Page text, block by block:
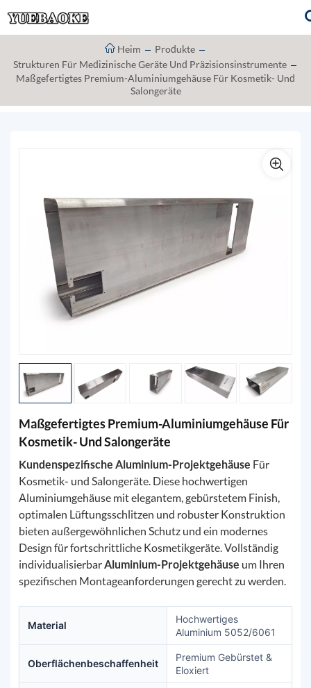
Heim
Produkte
Strukturen Für Medizinische Geräte Und Präzisionsinstrumente
Maßgefertigtes Premium-Aluminiumgehäuse Für Kosmetik- Und
Salongeräte
Maßgefertigtes Premium-Aluminiumgehäuse Für
Kosmetik- Und Salongeräte
Kundenspezifische Aluminium-Projektgehäuse Für
Kosmetik- und Salongeräte. Diese hochwertigen
Aluminiumgehäuse mit elegantem, gebürstetem Finish,
optimalen Lüftungsschlitzen und robuster Konstruktion
bieten außergewöhnlichen Schutz und ein modernes
Design für fortschrittliche Kosmetikgeräte. Vollständig
individualisierbar Aluminium-Projektgehäuse um Ihren
spezifischen Montageanforderungen gerecht zu werden.
Material
Hochwertiges
Aluminium 5052/6061
Oberflächenbeschaffenheit
Premium Gebürstet &
Eloxiert